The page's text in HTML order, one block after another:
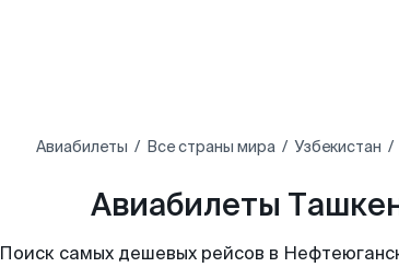
Авиабилеты Все страны мира Узбекистан
Авиабилеты
Поиск самых дешевых рейсов в